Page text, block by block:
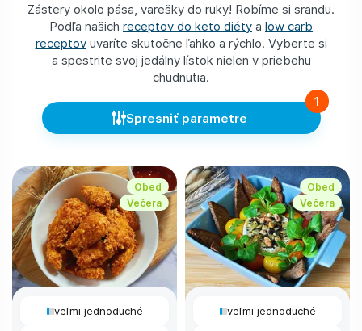
Zástery okolo pása, varešky do ruky! Robíme si srandu.
Podľa našich receptov do keto diéty a low carb
receptovuvaríte skutočne ľahko a rýchlo. Vyberte si
a spestrite svoj jedálny lístok nielen v priebehu
chudnutia.
Spresniť parametre
1
Obed
Večera
veľmi jednoduché
Obed
Večera
veľmi jednoduché